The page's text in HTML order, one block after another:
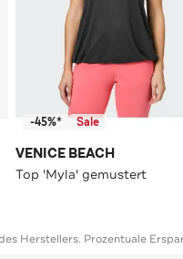
-45%* Sale
VENICE BEACH
Top 'Myla' gemustert
Herstellers. Prozentuale